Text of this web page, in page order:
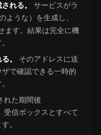
れる。
サービスがラ
ような）を生成し、
ます。結果は完全に機
。
そのアドレスに送
で確認できる一時的
れた期間後
受信ボックスとすべて
。